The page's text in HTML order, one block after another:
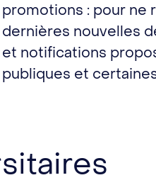
promotions : pour ne
dernières nouvelles
et notifications
publiques et